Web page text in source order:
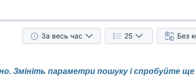
За весь час 25 Без
Змініть параметри пошуку і спробуйте ще